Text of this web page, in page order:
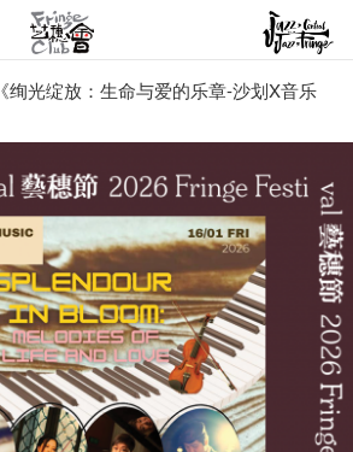
《绚光绽放：生命与爱的乐章-沙划X音乐